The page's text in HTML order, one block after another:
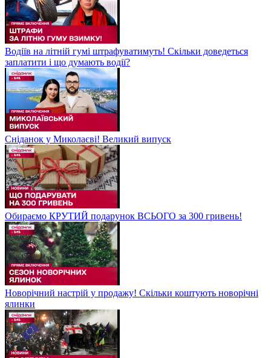
Водіїв на літній гумі штрафуватимуть! Скільки доведеться
заплатити і що думають водії?
Сніданок у Миколаєві! Великий випуск
Обираємо КРУТИЙ подарунок ВСЬОГО за 300 гривень!
Новорічний настрій у продажу! Скільки коштують новорічні
ялинки